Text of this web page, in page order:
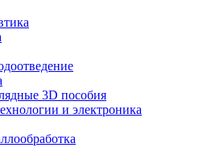
3D пособия
и электроника